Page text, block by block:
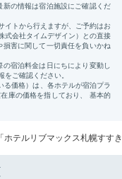
「ホテルリブマックス札幌すす